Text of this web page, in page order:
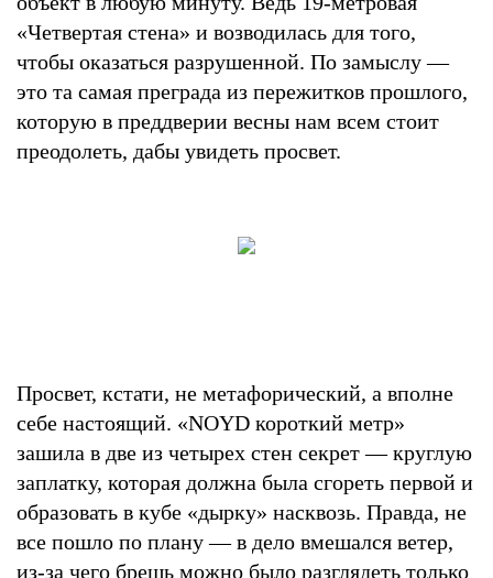
«Четвертая стена» и возводилась для того,
чтобы оказаться разрушенной. По замыслу —
это та самая преграда из пережитков прошлого,
которую в преддверии весны нам всем стоит
преодолеть, дабы увидеть просвет.
Просвет, кстати, не метафорический, а вполне
себе настоящий. «NOYD короткий метр»
зашила в две из четырех стен секрет — круглую
заплатку, которая должна была сгореть первой и
образовать в кубе «дырку» насквозь. Правда, не
все пошло по плану — в дело вмешался ветер,
из-за чего брешь можно было разглядеть только